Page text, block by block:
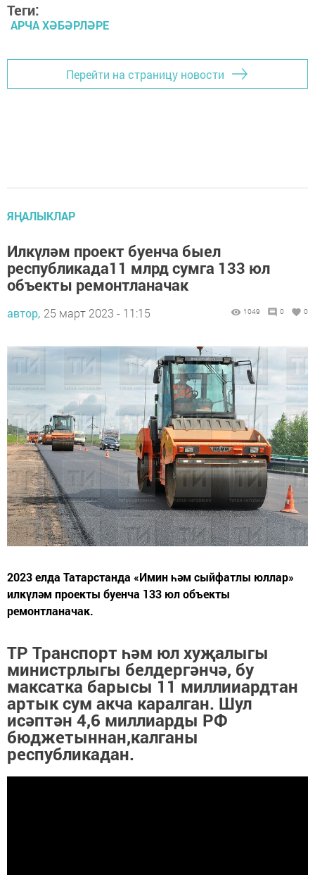
Теги:
АРЧА ХӘБӘРЛӘРЕ
Перейти на страницу новости
ЯҢАЛЫКЛАР
Илкүләм проект буенча быел
республикада11 млрд сумга 133 юл
объекты ремонтланачак
автор, 25 март 2023 - 11:15 1049 0 0
2023 елда Татарстанда «Имин һәм сыйфатлы юллар»
илкүләм проекты буенча 133 юл объекты
ремонтланачак.
ТР Транспорт һәм юл хуҗалыгы
министрлыгы белдергәнчә, бу
максатка барысы 11 миллииардтан
артык сум акча каралган. Шул
исәптән 4,6 миллиарды РФ
бюджетыннан,калганы
республикадан.